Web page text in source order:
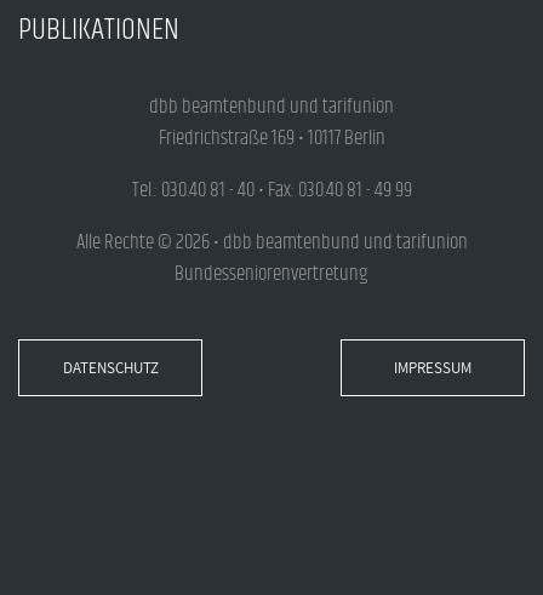
PUBLIKATIONEN
dbb beamtenbund und tarifunion
Friedrichstraße 169 • 10117 Berlin
Tel.: 030.40 81 - 40 • Fax: 030.40 81 - 49 99
Alle Rechte © 2026 • dbb beamtenbund und tarifunion
Bundesseniorenvertretung
DATENSCHUTZ IMPRESSUM